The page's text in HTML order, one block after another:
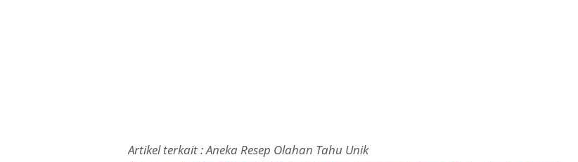
Artikel terkait :Aneka Resep Olahan Tahu Unik